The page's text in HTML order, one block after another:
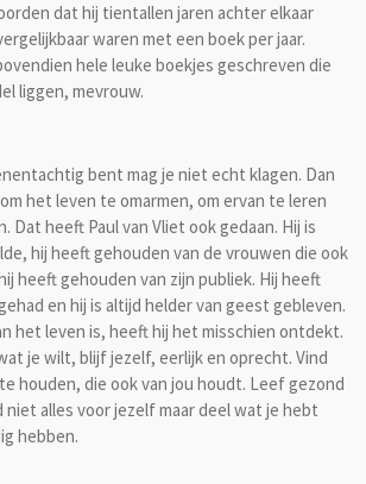
dat hij tientallen jaren achter elkaar
waren met een boek per jaar.
hele leuke boekjes geschreven die
liggen, mevrouw.
bent mag je niet echt klagen. Dan
het leven te omarmen, om ervan te leren
Dat heeft Paul van Vliet ook gedaan. Hij is
hij heeft gehouden van de vrouwen die ook
heeft gehouden van zijn publiek. Hij heeft
en hij is altijd helder van geest gebleven.
het leven is, heeft hij het misschien ontdekt.
je wilt, blijf jezelf, eerlijk en oprecht. Vind
houden, die ook van jou houdt. Leef gezond
niet alles voor jezelf maar deel wat je hebt
hebben.